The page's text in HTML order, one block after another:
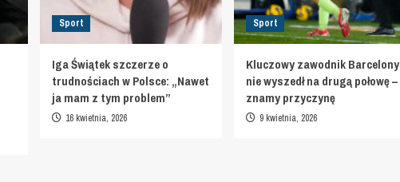
Sport
Iga Świątek szczerze o
trudnościach w Polsce: „Nawet
ja mam z tym problem”
16 kwietnia, 2026
Sport
Kluczowy zawodnik Barcelony
nie wyszedł na drugą połowę –
znamy przyczynę
9 kwietnia, 2026